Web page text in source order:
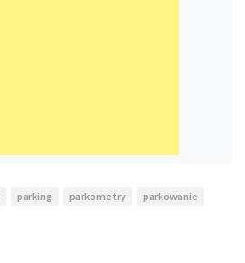
parking parkometry
parkowanie